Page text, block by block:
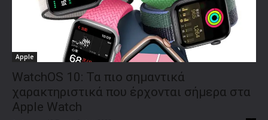
Apple
WatchOS 10: Τα πιο σημαντικά
χαρακτηριστικά που έρχονται σήμερα στα
Apple Watch